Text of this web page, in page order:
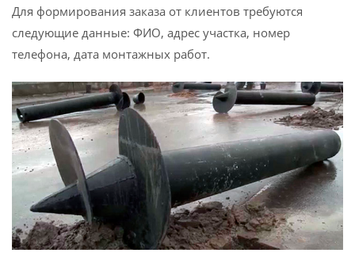
Для формирования заказа от клиентов требуются
следующие данные: ФИО, адрес участка, номер
телефона, дата монтажных работ.